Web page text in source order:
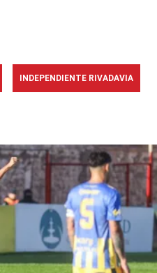
INDEPENDIENTE RIVADAVIA